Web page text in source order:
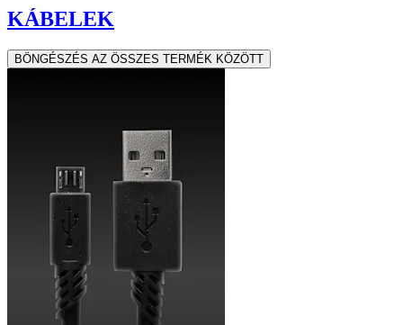
KÁBELEK
BÖNGÉSZÉS AZ ÖSSZES TERMÉK KÖZÖTT